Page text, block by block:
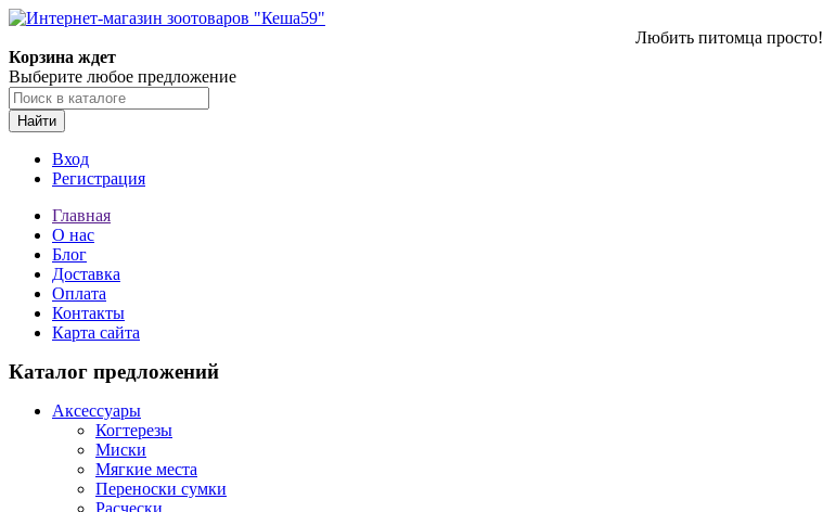
Любить питомца просто!
Корзина ждет
Выберите любое предложение
Найти
Вход
Регистрация
Главная
О нас
Блог
Доставка
Оплата
Контакты
Карта сайта
Каталог предложений
Аксессуары
Когтерезы
Миски
Мягкие места
Переноски сумки
Расчески